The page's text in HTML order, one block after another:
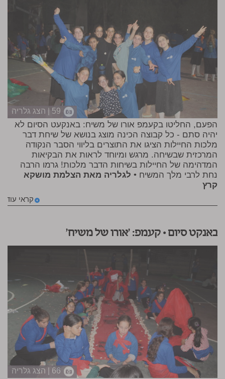
59 | הצג גלריה
הפעם, החליטו בקעמפ אורו של משיח: באנקעט הסיום לא
יהיה סתם - כל קבוצה הכינה מוצג בנושא של שיחת דבר
מלכות החיילות הציגו את התוצרים בליווי הסבר הנקודה
המרכזית שבשיחה. מרגש ומיוחד לראות את הבקיאות
המדהימה של החיילות בשיחות הדבר מלכות! גרמו הרבה
נחת לרבי מלך המשיח • לגלריה מאת הצלמת מושקא
קרץ
קראי עוד
באנקט סיום • קעמפ: 'אורו של משיח'
66 | הצג גלריה